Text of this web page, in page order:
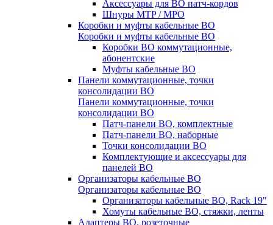
Аксессуары для ВО патч-кордов
Шнуры MTP / MPO
Коробки и муфты кабельные ВО
Коробки и муфты кабельные ВО
Коробки ВО коммутационные,
абонентские
Муфты кабельные ВО
Панели коммутационные, точки
консолидации ВО
Панели коммутационные, точки
консолидации ВО
Патч-панели ВО, комплектные
Патч-панели ВО, наборные
Точки консолидации ВО
Комплектующие и аксессуары для
панелей ВО
Организаторы кабельные ВО
Организаторы кабельные ВО
Организаторы кабельные ВО, Rack 19"
Хомуты кабельные ВО, стяжки, ленты
Адаптеры ВО, розеточные